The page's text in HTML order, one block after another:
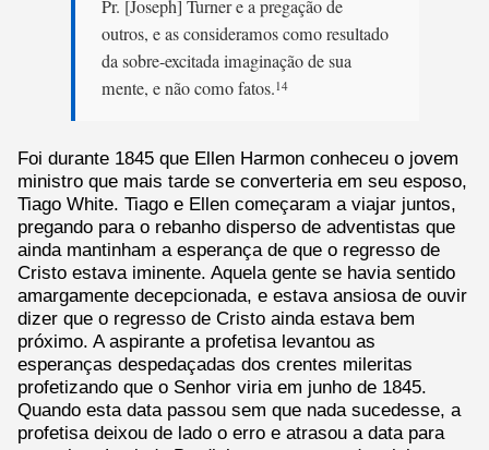
Pr. [Joseph] Turner e a pregação de
outros, e as consideramos como resultado
da sobre-excitada imaginação de sua
mente, e não como fatos. 14
Foi durante 1845 que Ellen Harmon conheceu o jovem
ministro que mais tarde se converteria em seu esposo,
Tiago White. Tiago e Ellen começaram a viajar juntos,
pregando para o rebanho disperso de adventistas que
ainda mantinham a esperança de que o regresso de
Cristo estava iminente. Aquela gente se havia sentido
amargamente decepcionada, e estava ansiosa de ouvir
dizer que o regresso de Cristo ainda estava bem
próximo. A aspirante a profetisa levantou as
esperanças despedaçadas dos crentes mileritas
profetizando que o Senhor viria em junho de 1845.
Quando esta data passou sem que nada sucedesse, a
profetisa deixou de lado o erro e atrasou a data para